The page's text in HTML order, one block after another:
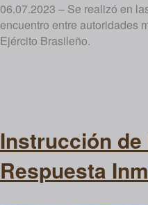
06.07.2023 – Se realizó en
encuentro entre autoridades
Ejército Brasileño.
Instrucción
Respuesta